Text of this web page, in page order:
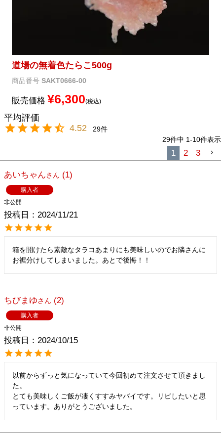
道場の無着色たらこ500g
商品番号 SAKT0666-00
販売価格 ¥6,300 税込
4.52
29
29件中 1-10件表示
1 2 3
あいちゃん 1
購入者
非公開
投稿日 2024/11/21
箱を開けたら素敵なタラコあまりにも美味しいのでお隣さんに
お裾分けしてしまいました。あとで後悔！！
ちびまゆ 2
購入者
非公開
投稿日 2024/10/15
以前からずっと気になっていて今回初めて注文させて頂きまし
た。
とても美味しくご飯が凄くすすみヤバイです。リピしたいと思
っています。ありがとうございました。